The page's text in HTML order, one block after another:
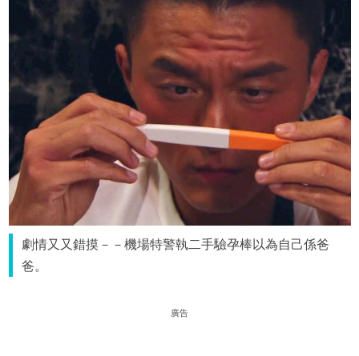
劇情又又錯摸－－機場特警執二手驗孕棒以為自己係爸
爸。
廣告